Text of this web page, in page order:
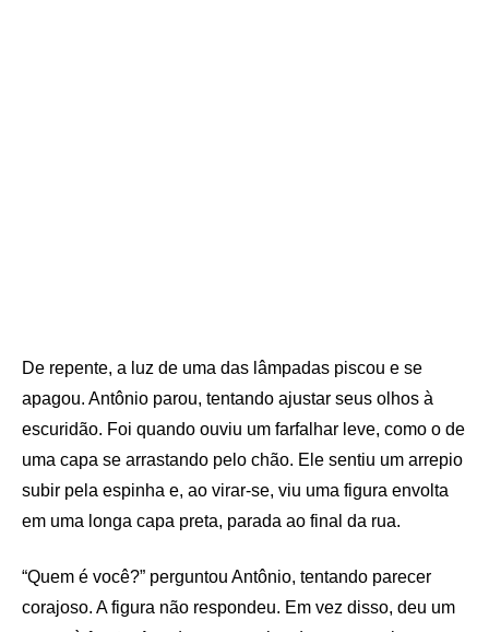
De repente, a luz de uma das lâmpadas piscou e se
apagou. Antônio parou, tentando ajustar seus olhos à
escuridão. Foi quando ouviu um farfalhar leve, como o de
uma capa se arrastando pelo chão. Ele sentiu um arrepio
subir pela espinha e, ao virar-se, viu uma figura envolta
em uma longa capa preta, parada ao final da rua.
“Quem é você?” perguntou Antônio, tentando parecer
corajoso. A figura não respondeu. Em vez disso, deu um